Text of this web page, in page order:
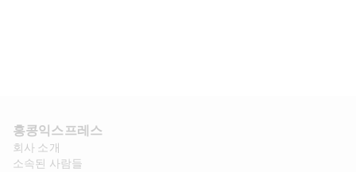
홍콩익스프레스​
회사 소개​
소속된 사람들